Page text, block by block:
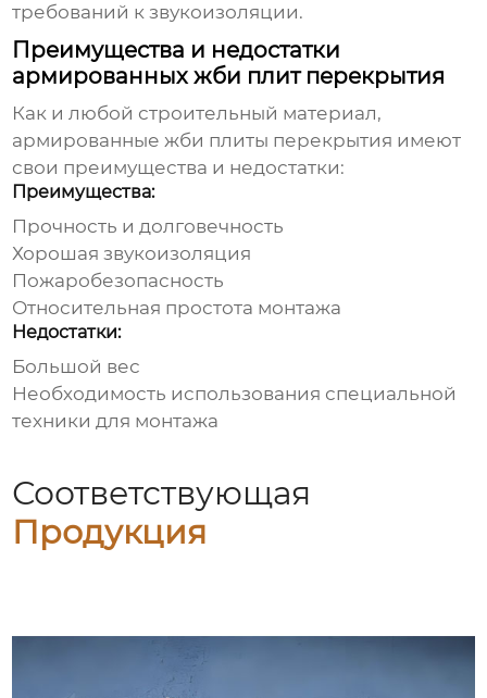
требований к звукоизоляции.
Преимущества и недостатки
армированных жби плит перекрытия
Как и любой строительный материал,
армированные жби плиты перекрытия имеют
свои преимущества и недостатки:
Преимущества:
Прочность и долговечность
Хорошая звукоизоляция
Пожаробезопасность
Относительная простота монтажа
Недостатки:
Большой вес
Необходимость использования специальной
техники для монтажа
Соответствующая
Продукция